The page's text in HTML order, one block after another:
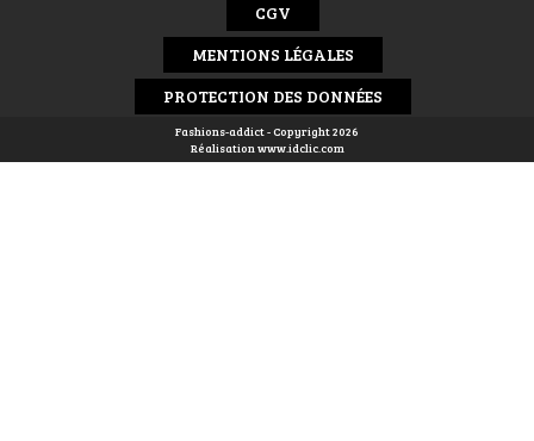
CGV
MENTIONS LÉGALES
PROTECTION DES DONNÉES
Fashions-addict - Copyright 2026
Réalisationwww.idclic.com